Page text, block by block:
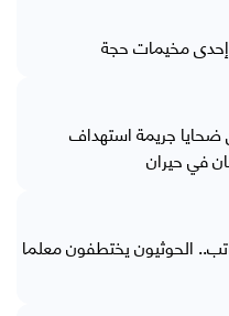
إحدى مخيمات حجة
جريمة استهداف
في حيران
الحوثيون يختطفون معلما